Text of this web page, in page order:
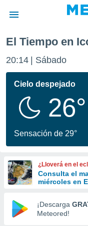
de
por
se
calidad.
a este
las
y
forma
digital
basada
El Tiempo en
20:14 Sábado
Cielo despejado
26°
Sensación de 29°
¿Lloverá en el
Consulta el
miércoles en
¡Descarga
Meteored!